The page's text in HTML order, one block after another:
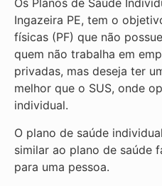
Os Planos de Saúde
Ingazeira PE, tem o
físicas (PF) que não
quem não trabalha em
privadas, mas deseja ter
melhor que o SUS, onde
individual.
O plano de saúde
similar ao plano de saúde
para uma pessoa.